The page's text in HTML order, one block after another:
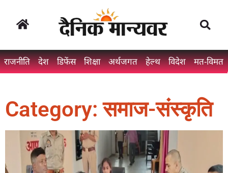
राजनीति देश डिफेंस शिक्षा अर्थजगत हेल्थ विदेश मत-विमत
Category: समाज-संस्कृति